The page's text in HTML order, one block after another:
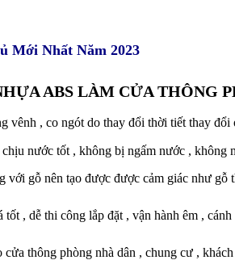
Mới Nhất Năm 2023
ABS LÀM CỬA THÔNG
vênh , co ngót do thay đổi thời tiết thay đổi
nước tốt , không bị ngấm nước , không
với gỗ nên tạo được được cảm giác như
tốt , dễ thi công lắp đặt , vận hành êm ,
thông phòng nhà dân , chung cư ,